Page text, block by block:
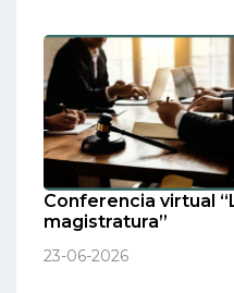
Conferencia virtual
magistratura”
23-06-2026